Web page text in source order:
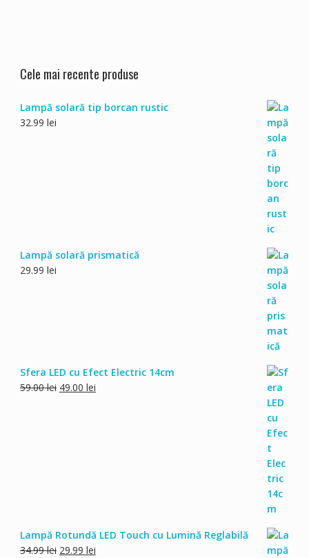
Cele mai recente produse
Lampă solară tip borcan rustic
32.99 lei
Lampă solară prismatică
29.99 lei
Sfera LED cu Efect Electric 14cm
59.00lei Prețul
49.00 leiPrețul
Lampă Rotundă LED Touch cu Lumină Reglabilă
34.99lei Prețul
29.99 leiPrețul